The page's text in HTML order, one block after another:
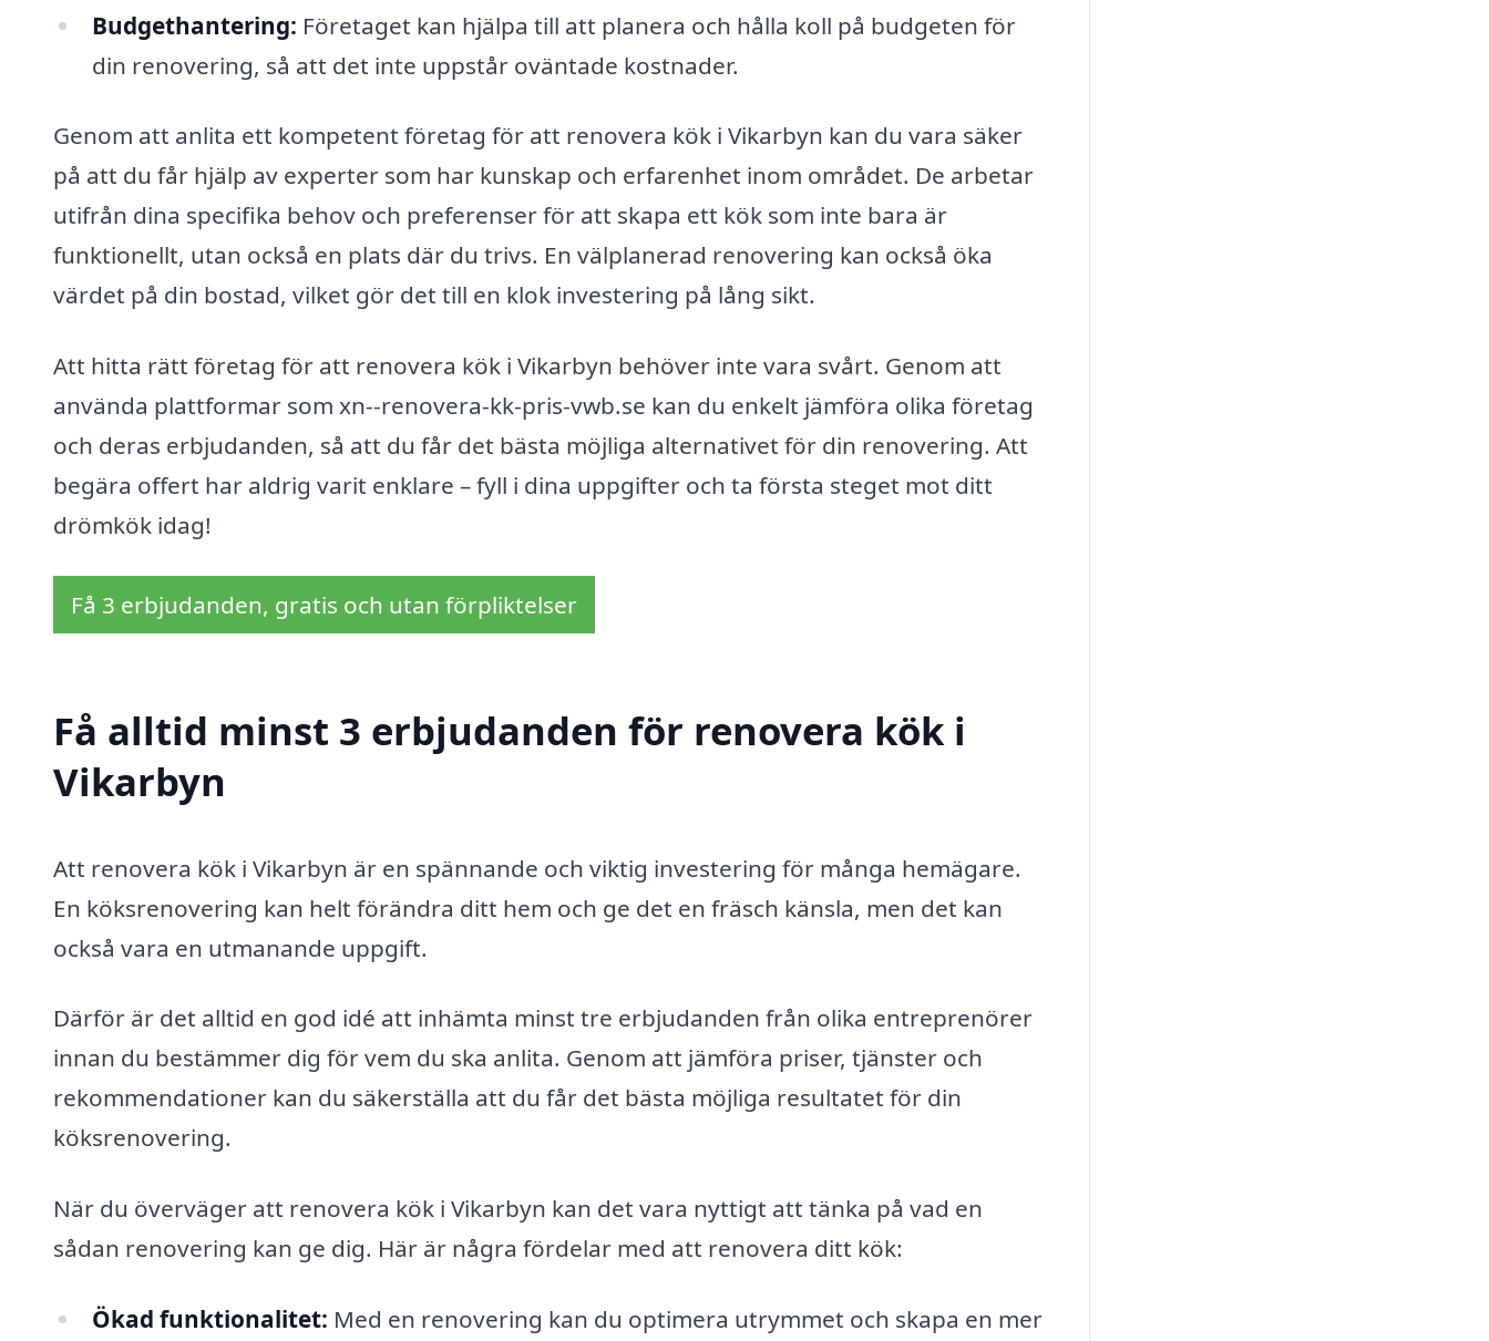
Budgethantering: Företaget kan hjälpa till att planera och hålla koll på budgeten för
din renovering, så att det inte uppstår oväntade kostnader.
Genom att anlita ett kompetent företag för att renovera kök i Vikarbyn kan du vara säker
på att du får hjälp av experter som har kunskap och erfarenhet inom området. De arbetar
utifrån dina specifika behov och preferenser för att skapa ett kök som inte bara är
funktionellt, utan också en plats där du trivs. En välplanerad renovering kan också öka
värdet på din bostad, vilket gör det till en klok investering på lång sikt.
Att hitta rätt företag för att renovera kök i Vikarbyn behöver inte vara svårt. Genom att
använda plattformar som xn--renovera-kk-pris-vwb.se kan du enkelt jämföra olika företag
och deras erbjudanden, så att du får det bästa möjliga alternativet för din renovering. Att
begära offert har aldrig varit enklare – fyll i dina uppgifter och ta första steget mot ditt
drömkök idag!
Få 3 erbjudanden, gratis och utan förpliktelser
Få alltid minst 3 erbjudanden för renovera kök i
Vikarbyn
Att renovera kök i Vikarbyn är en spännande och viktig investering för många hemägare.
En köksrenovering kan helt förändra ditt hem och ge det en fräsch känsla, men det kan
också vara en utmanande uppgift.
Därför är det alltid en god idé att inhämta minst tre erbjudanden från olika entreprenörer
innan du bestämmer dig för vem du ska anlita. Genom att jämföra priser, tjänster och
rekommendationer kan du säkerställa att du får det bästa möjliga resultatet för din
köksrenovering.
När du överväger att renovera kök i Vikarbyn kan det vara nyttigt att tänka på vad en
sådan renovering kan ge dig. Här är några fördelar med att renovera ditt kök:
Ökad funktionalitet: Med en renovering kan du optimera utrymmet och skapa en mer